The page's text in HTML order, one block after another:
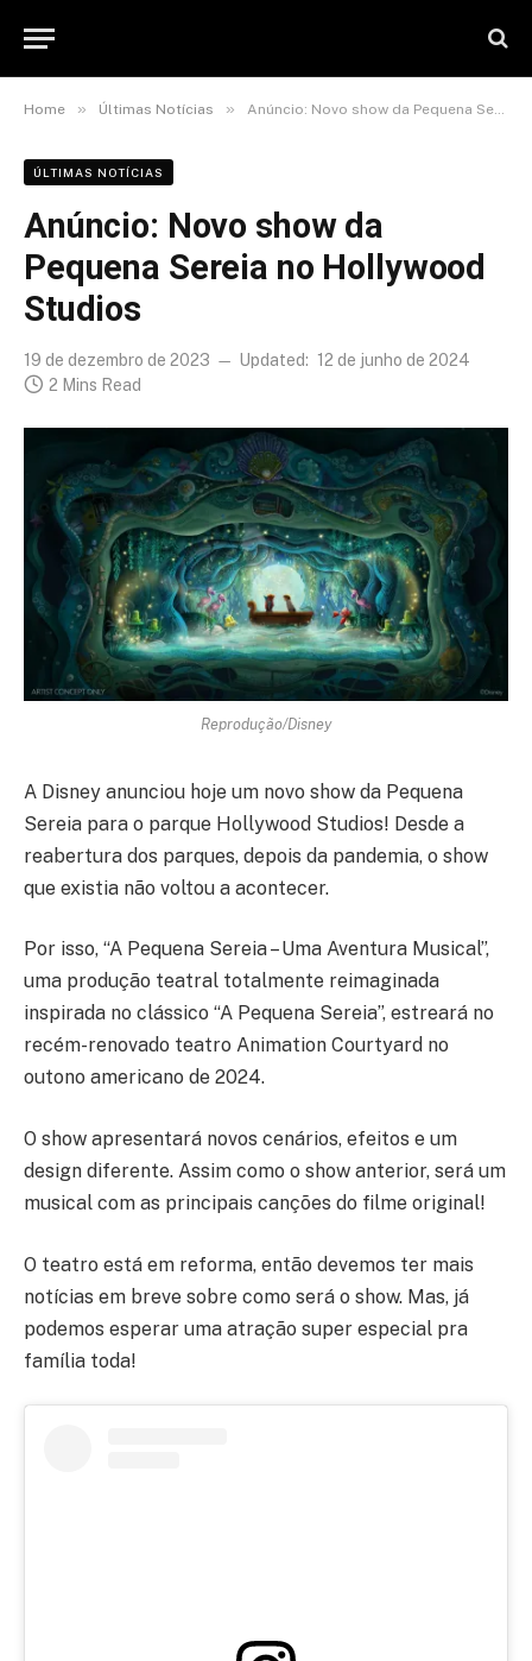
Home » Últimas Notícias » Anúncio: Novo show da Pequena Sereia no Hollywood Studios
ÚLTIMAS NOTÍCIAS
Anúncio: Novo show da
Pequena Sereia no Hollywood
Studios
19 de dezembro de 2023 Updated: 12 de junho de 2024
2 Mins Read
Reprodução/Disney
A Disney anunciou hoje um novo show da Pequena
Sereia para o parque Hollywood Studios! Desde a
reabertura dos parques, depois da pandemia, o show
que existia não voltou a acontecer.
Por isso, “A Pequena Sereia – Uma Aventura Musical”,
uma produção teatral totalmente reimaginada
inspirada no clássico “A Pequena Sereia”, estreará no
recém-renovado teatro Animation Courtyard no
outono americano de 2024.
O show apresentará novos cenários, efeitos e um
design diferente. Assim como o show anterior, será um
musical com as principais canções do filme original!
O teatro está em reforma, então devemos ter mais
notícias em breve sobre como será o show. Mas, já
podemos esperar uma atração super especial pra
família toda!